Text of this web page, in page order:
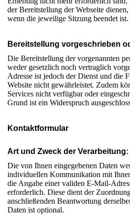
der Bereitstellung der Webseite
wenn die jeweilige Sitzung beendet ist.
Bereitstellung vorgeschrieben
Die Bereitstellung der vorgenannten
weder gesetzlich noch vertraglich
Adresse ist jedoch der Dienst und die
Website nicht gewährleistet. Zudem
Services nicht verfügbar oder
Grund ist ein Widerspruch
Kontaktformular
Art und Zweck der Verarbeitung:
Die von Ihnen eingegebenen Daten
individuellen Kommunikation mit
die Angabe einer validen E-Mail-
erforderlich. Diese dient der
anschließenden Beantwortung
Daten ist optional.